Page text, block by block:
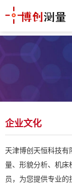
企业文化
天津博创天恒科技
量、形貌分析、机床
员，为您提供专业